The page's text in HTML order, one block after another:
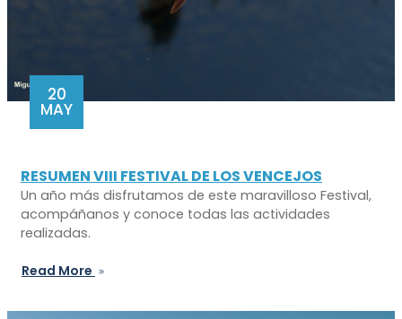
20
MAY
RESUMEN VIII FESTIVAL DE LOS VENCEJOS
Un año más disfrutamos de este maravilloso Festival,
acompáñanos y conoce todas las actividades
realizadas.
Read More